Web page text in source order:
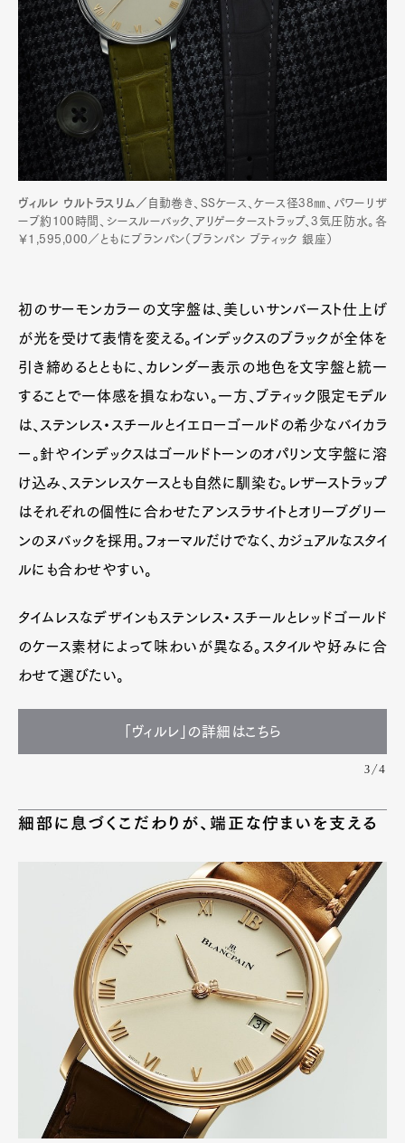
ヴィルレ ウルトラスリム／ 自動巻き、SSケース、ケース径38㎜、パワーリザ
ーブ約100時間、シースルーバック、アリゲーターストラップ、3気圧防水。各
￥1,595,000／ともにブランパン（ブランパン ブティック 銀座）
初のサーモンカラーの文字盤は、美しいサンバースト仕上げ
が光を受けて表情を変える。インデックスのブラックが全体を
引き締めるとともに、カレンダー表示の地色を文字盤と統一
することで一体感を損なわない。一方、ブティック限定モデル
は、ステンレス・スチールとイエローゴールドの希少なバイカラ
ー。針やインデックスはゴールドトーンのオパリン文字盤に溶
け込み、ステンレスケースとも自然に馴染む。レザーストラップ
はそれぞれの個性に合わせたアンスラサイトとオリーブグリー
ンのヌバックを採用。フォーマルだけでなく、カジュアルなスタイ
ルにも合わせやすい。
タイムレスなデザインもステンレス・スチールとレッドゴールド
のケース素材によって味わいが異なる。スタイルや好みに合
わせて選びたい。
「ヴィルレ」の詳細はこちら
3/4
細部に息づくこだわりが、端正な佇まいを支える